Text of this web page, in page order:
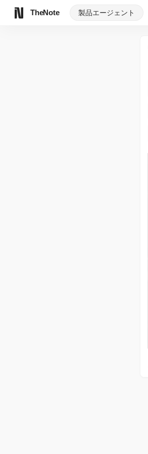
TheNote 製品エージェント